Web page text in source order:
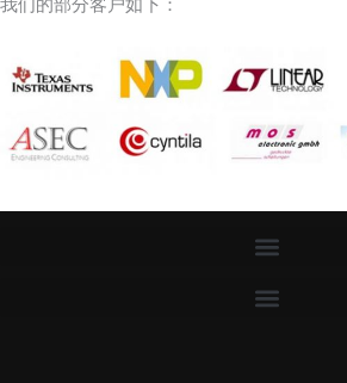
我们的部分客户如下：